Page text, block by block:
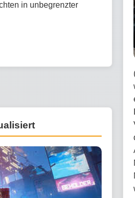
in unbegrenzter